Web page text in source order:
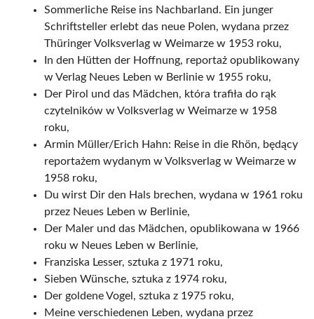
Sommerliche Reise ins Nachbarland. Ein junger
Schriftsteller erlebt das neue Polen, wydana przez
Thüringer Volksverlag w Weimarze w 1953 roku,
In den Hütten der Hoffnung, reportaż opublikowany
w Verlag Neues Leben w Berlinie w 1955 roku,
Der Pirol und das Mädchen, która trafiła do rąk
czytelników w Volksverlag w Weimarze w 1958
roku,
Armin Müller/Erich Hahn: Reise in die Rhön, będący
reportażem wydanym w Volksverlag w Weimarze w
1958 roku,
Du wirst Dir den Hals brechen, wydana w 1961 roku
przez Neues Leben w Berlinie,
Der Maler und das Mädchen, opublikowana w 1966
roku w Neues Leben w Berlinie,
Franziska Lesser, sztuka z 1971 roku,
Sieben Wünsche, sztuka z 1974 roku,
Der goldene Vogel, sztuka z 1975 roku,
Meine verschiedenen Leben, wydana przez